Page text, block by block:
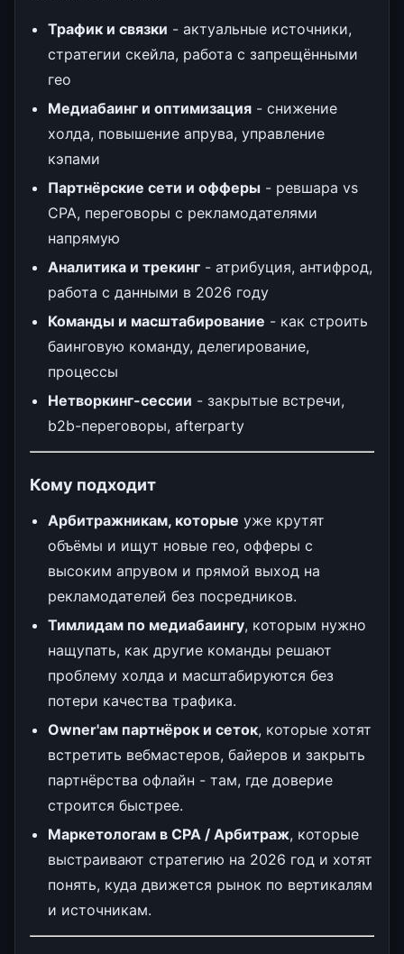
Трафик и связки - актуальные источники,
стратегии скейла, работа с запрещёнными
гео
Медиабаинг и оптимизация - снижение
холда, повышение апрува, управление
кэпами
Партнёрские сети и офферы - ревшара vs
CPA, переговоры с рекламодателями
напрямую
Аналитика и трекинг - атрибуция, антифрод,
работа с данными в 2026 году
Команды и масштабирование - как строить
баинговую команду, делегирование,
процессы
Нетворкинг-сессии - закрытые встречи,
b2b-переговоры, afterparty
Кому подходит
Арбитражникам, которые уже крутят
объёмы и ищут новые гео, офферы с
высоким апрувом и прямой выход на
рекламодателей без посредников.
Тимлидам по медиабаингу, которым нужно
нащупать, как другие команды решают
проблему холда и масштабируются без
потери качества трафика.
Owner'ам партнёрок и сеток, которые хотят
встретить вебмастеров, байеров и закрыть
партнёрства офлайн - там, где доверие
строится быстрее.
Маркетологам в CPA / Арбитраж, которые
выстраивают стратегию на 2026 год и хотят
понять, куда движется рынок по вертикалям
и источникам.